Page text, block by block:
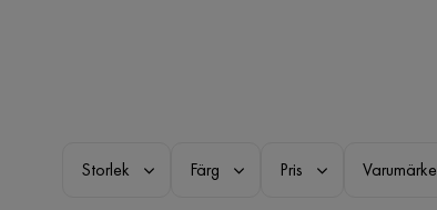
Storlek Färg Pris Varumärke